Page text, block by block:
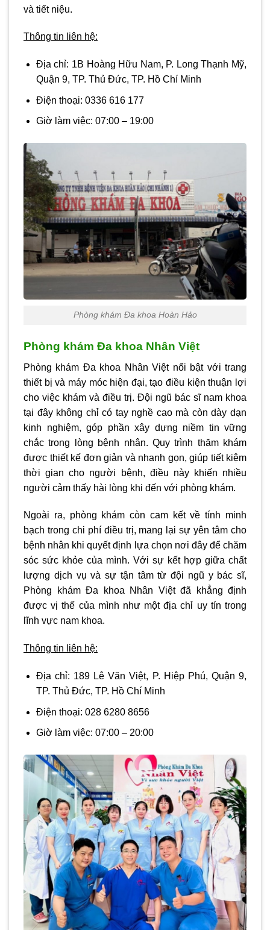
và tiết niệu.
Thông tin liên hệ:
Địa chỉ: 1B Hoàng Hữu Nam, P. Long Thạnh Mỹ,
Quận 9, TP. Thủ Đức, TP. Hồ Chí Minh
Điện thoại: 0336 616 177
Giờ làm việc: 07:00 – 19:00
Phòng khám Đa khoa Hoàn Hảo
Phòng khám Đa khoa Nhân Việt
Phòng khám Đa khoa Nhân Việt nổi bật với trang
thiết bị và máy móc hiện đại, tạo điều kiện thuận lợi
cho việc khám và điều trị. Đội ngũ bác sĩ nam khoa
tại đây không chỉ có tay nghề cao mà còn dày dạn
kinh nghiệm, góp phần xây dựng niềm tin vững
chắc trong lòng bệnh nhân. Quy trình thăm khám
được thiết kế đơn giản và nhanh gọn, giúp tiết kiệm
thời gian cho người bệnh, điều này khiến nhiều
người cảm thấy hài lòng khi đến với phòng khám.
Ngoài ra, phòng khám còn cam kết về tính minh
bạch trong chi phí điều trị, mang lại sự yên tâm cho
bệnh nhân khi quyết định lựa chọn nơi đây để chăm
sóc sức khỏe của mình. Với sự kết hợp giữa chất
lượng dịch vụ và sự tận tâm từ đội ngũ y bác sĩ,
Phòng khám Đa khoa Nhân Việt đã khẳng định
được vị thế của mình như một địa chỉ uy tín trong
lĩnh vực nam khoa.
Thông tin liên hệ:
Địa chỉ: 189 Lê Văn Việt, P. Hiệp Phú, Quận 9,
TP. Thủ Đức, TP. Hồ Chí Minh
Điện thoại: 028 6280 8656
Giờ làm việc: 07:00 – 20:00